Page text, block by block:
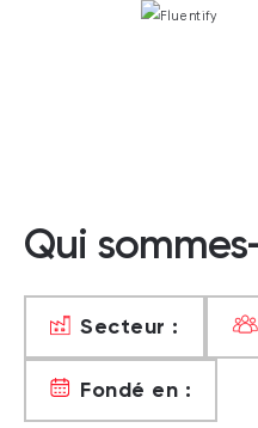
Qui
Secteur :
Fondé en :